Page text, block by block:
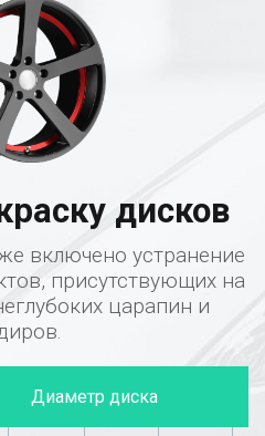
дисков
включено устранение
присутствующих на
царапин и
Диаметр диска